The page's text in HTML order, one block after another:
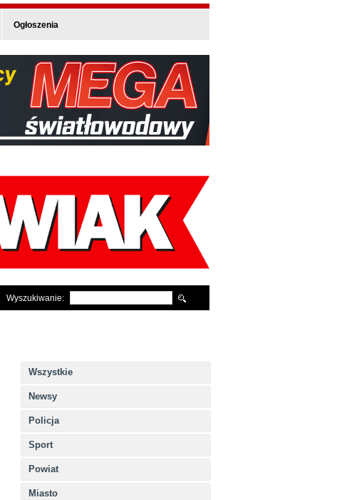
Ogłoszenia
Wyszukiwanie:
Wszystkie
Newsy
Policja
Sport
Powiat
Miasto